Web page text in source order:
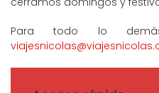
Para todo lo